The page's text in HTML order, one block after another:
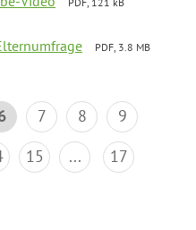
PDF, 3.8 MB
7 8
9
15 ... 17